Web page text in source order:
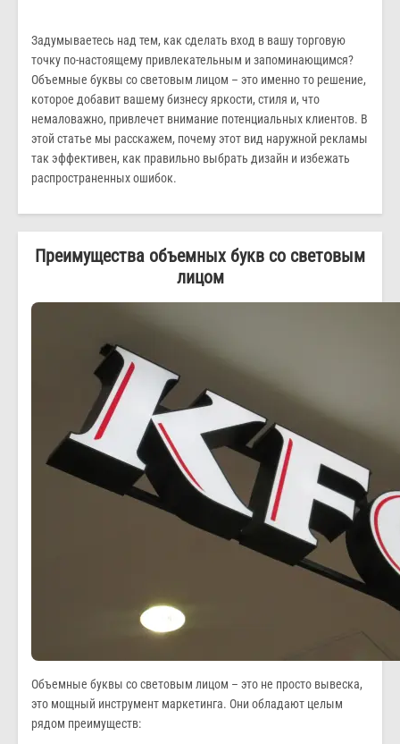
Задумываетесь над тем, как сделать вход в вашу торговую
точку по-настоящему привлекательным и запоминающимся?
Объемные буквы со световым лицом – это именно то решение,
которое добавит вашему бизнесу яркости, стиля и, что
немаловажно, привлечет внимание потенциальных клиентов. В
этой статье мы расскажем, почему этот вид наружной рекламы
так эффективен, как правильно выбрать дизайн и избежать
распространенных ошибок.
Преимущества объемных букв со световым
лицом
Объемные буквы со световым лицом – это не просто вывеска,
это мощный инструмент маркетинга. Они обладают целым
рядом преимуществ: